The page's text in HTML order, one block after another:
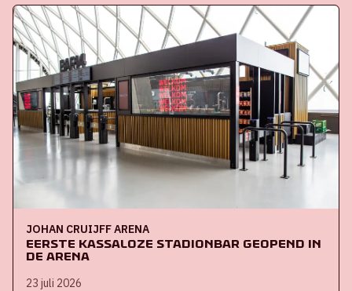
JOHAN CRUIJFF ARENA
Eerste kassaloze stadionbar geopend in
de ArenA
23 juli 2026